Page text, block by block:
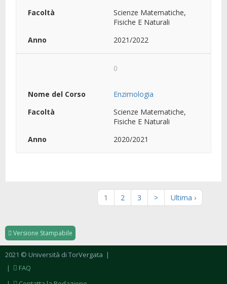
Scienze Matematiche,
Fisiche E Naturali
2021/2022
0
Enzimologia
Scienze Matematiche,
Fisiche E Naturali
2020/2021
1 2 3 > Ultima ›
Versione Stampabile
2021 © Università di TorVergata
|
FAQ
|